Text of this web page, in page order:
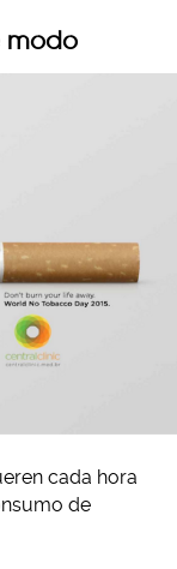
modo
cada hora
de